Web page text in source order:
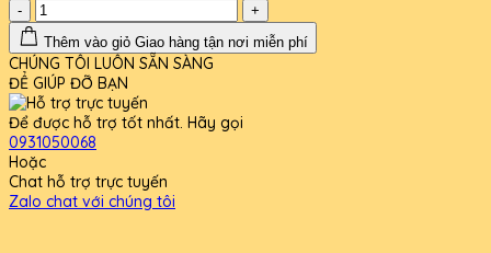
-
+
Thêm vào giỏ Giao hàng tận nơi miễn phí
CHÚNG TÔI LUÔN SẴN SÀNG
ĐỂ GIÚP ĐỠ BẠN
Để được hỗ trợ tốt nhất. Hãy gọi
0931050068
Hoặc
Chat hỗ trợ trực tuyến
Zalo chat với chúng tôi